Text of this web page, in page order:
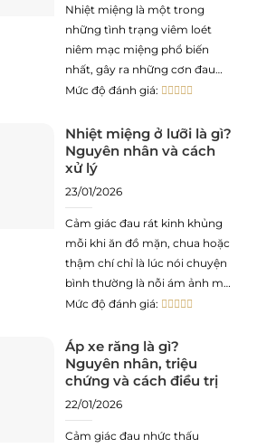
Nhiệt miệng là một trong
những tình trạng viêm loét
niêm mạc miệng phổ biến
nhất, gây ra những cơn đau
rát dữ dội và phiền toái cực độ
giao tiếp hằng ngày. Dù không
phải là bệnh lý nguy hiểm đến
tính mạng,
Mức độ đánh giá:
Nhiệt miệng ở lưỡi là gì?
Nguyên nhân và cách
xử lý
23/01/2026
Cảm giác đau rát kinh khủng
mỗi khi ăn đồ mặn, chua hoặc
thậm chí chỉ là lúc nói chuyện
bình thường là nỗi ám ảnh mà
bất kỳ ai gặp phải tình trạng
trải qua. Những vết loét nhỏ
màu trắng hoặc vàng
Mức độ đánh giá:
Áp xe răng là gì?
Nguyên nhân, triệu
chứng và cách điều trị
22/01/2026
Cảm giác đau nhức thấu